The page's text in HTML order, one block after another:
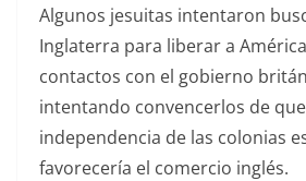
Algunos jesuitas intentaron
Inglaterra para liberar a
contactos con el gobierno
intentando convencerlos de
independencia de las colonias
favorecería el comercio inglés.